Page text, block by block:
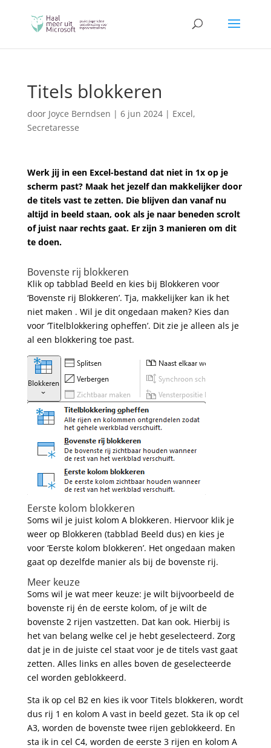
Titels blokkeren
door Joyce Berndsen | 6 jun 2024| Excel,
Secretaresse
Werk jij in een Excel-bestand dat niet in 1x op je
scherm past? Maak het jezelf dan makkelijker door
de titels vast te zetten. Die blijven dan vanaf nu
altijd in beeld staan, ook als je naar beneden scrolt
of juist naar rechts gaat. Er zijn 3 manieren om dit
te doen.
Bovenste rij blokkeren
Klik op tabblad Beeld en kies bij Blokkeren voor
‘Bovenste rij Blokkeren’. Tja, makkelijker kan ik het
niet maken . Wil je dit ongedaan maken? Kies dan
voor ‘Titelblokkering opheffen’. Dit zie je alleen als je
al een blokkering toe past.
Eerste kolom blokkeren
Soms wil je juist kolom A blokkeren. Hiervoor klik je
weer op Blokkeren (tabblad Beeld dus) en kies je
voor ‘Eerste kolom blokkeren’. Het ongedaan maken
gaat op dezelfde manier als bij de bovenste rij.
Meer keuze
Soms wil je wat meer keuze: je wilt bijvoorbeeld de
bovenste rij én de eerste kolom, of je wilt de
bovenste 2 rijen vastzetten. Dat kan ook. Hierbij is
het van belang welke cel je hebt geselecteerd. Zorg
dat je in de juiste cel staat voor je de titels vast gaat
zetten. Alles links en alles boven de geselecteerde
cel worden geblokkeerd.
Sta ik op cel B2 en kies ik voor Titels blokkeren, wordt
dus rij 1 en kolom A vast in beeld gezet. Sta ik op cel
A3, worden de bovenste twee rijen geblokkeerd. En
sta ik in cel C4, worden de eerste 3 rijen en kolom A